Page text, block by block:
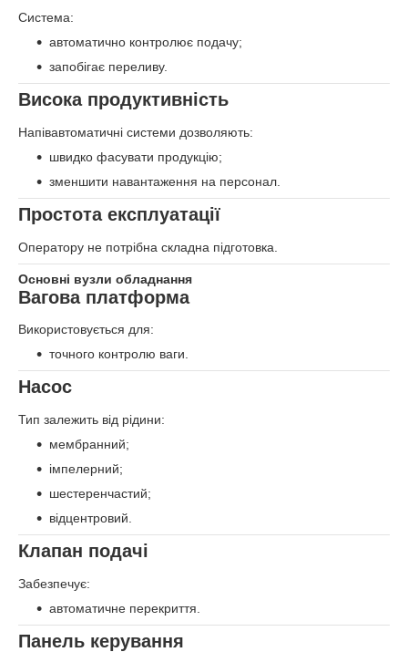
Система:
автоматично контролює подачу;
запобігає переливу.
Висока продуктивність
Напівавтоматичні системи дозволяють:
швидко фасувати продукцію;
зменшити навантаження на персонал.
Простота експлуатації
Оператору не потрібна складна підготовка.
Основні вузли обладнання
Вагова платформа
Використовується для:
точного контролю ваги.
Насос
Тип залежить від рідини:
мембранний;
імпелерний;
шестеренчастий;
відцентровий.
Клапан подачі
Забезпечує:
автоматичне перекриття.
Панель керування